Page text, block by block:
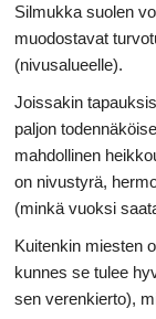
Silmukka suolen
muodostavat
(nivusalueelle).
Joissakin
paljon
mahdollinen
on nivustyrä,
(minkä vuoksi
Kuitenkin miesten
kunnes se tulee
sen verenkierto),